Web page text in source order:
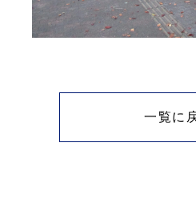
一覧に